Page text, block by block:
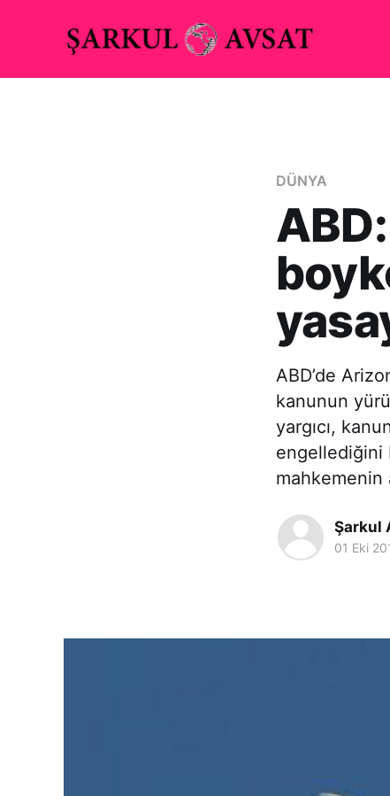
DÜNYA
ABD’de
kanunun
yargıcı,
engellediğini
mahkemenin
Şarkul
01 Eki